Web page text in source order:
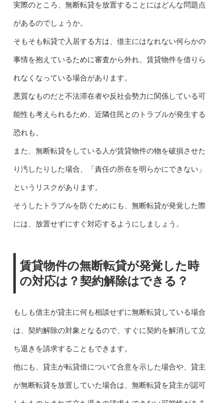
実際のところ、無断転貸を放置することにはどんな問題点
があるのでしょうか。
そもそも転貸で入居する方は、借主にはなれない何らかの
事情を抱えているために審査から外れ、賃貸物件を借りら
れなくなっている場合があります。
悪質なものだと不法滞在者や反社会勢力に関係している可
能性も考えられるため、近隣住民とのトラブルが発生する
恐れも。
また、無断転貸をしている人が賃貸物件の物を破損させた
り汚したりした場合、「責任の所在を明らかにできない」
というリスクがあります。
そうしたトラブルを防ぐためにも、無断転貸が発覚した際
には、放置せずにすぐ対応するようにしましょう。
賃貸物件の無断転貸が発覚した時
の対応は？契約解除はできる？
もしも借主が貸主に何も相談せずに無断転貸している場合
は、契約解除の対象となるので、すぐに契約を解消して立
ち退きを請求することもできます。
他にも、貸主が転貸借について合意を示した場合や、貸主
が無断転貸を放置していた場合は、無断転貸を貸主が認可